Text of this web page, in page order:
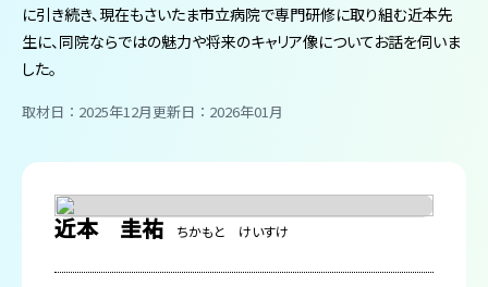
に引き続き、現在もさいたま市立病院で専門研修に取り組む近本先
生に、同院ならではの魅力や将来のキャリア像についてお話を伺いま
した。
取材日：2025年12月更新日：2026年01月
近本 圭祐 ちかもと けいすけ